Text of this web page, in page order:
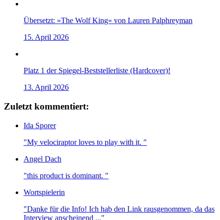
Übersetzt: »The Wolf King« von Lauren Palphreyman
15. April 2026
Platz 1 der Spiegel-Beststellerliste (Hardcover)!
13. April 2026
Zuletzt kommentiert:
Ida Sporer
"My velociraptor loves to play with it. "
Angel Dach
"this product is dominant. "
Wortspielerin
"Danke für die Info! Ich hab den Link rausgenommen, da das
Interview anscheinend ..."